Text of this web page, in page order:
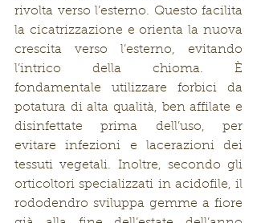
rivolta verso l’esterno. Questo facilita
la cicatrizzazione e orienta la nuova
crescita verso l’esterno, evitando
l’intrico della chioma. È
fondamentale utilizzare forbici da
potatura di alta qualità, ben affilate e
disinfettate prima dell’uso, per
evitare infezioni e lacerazioni dei
tessuti vegetali. Inoltre, secondo gli
orticoltori specializzati in acidofile, il
rododendro sviluppa gemme a fiore